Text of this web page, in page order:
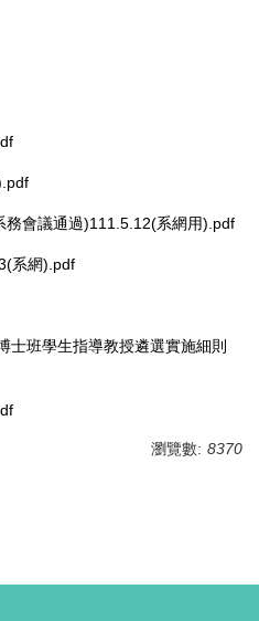
務會議通過)111.5.12(系網用).pdf
系網).pdf
士班學生指導教授遴選實施細則
瀏覽數: 8370